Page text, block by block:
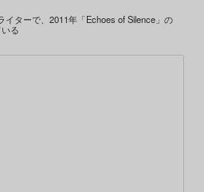
ターで、2011年「Echoes of Silence」の
る